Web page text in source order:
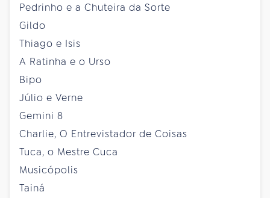
Pedrinho e a Chuteira da Sorte
Gildo
Thiago e Isis
A Ratinha e o Urso
Bipo
Júlio e Verne
Gemini 8
Charlie, O Entrevistador de Coisas
Tuca, o Mestre Cuca
Musicópolis
Tainá